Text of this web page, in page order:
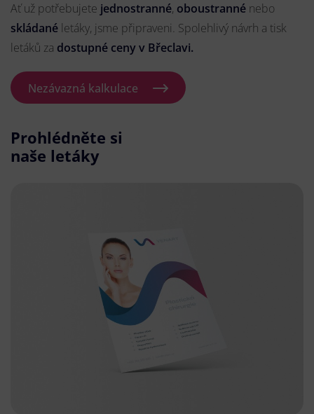
Ať už potřebujete jednostranné, oboustranné nebo
skládané letáky, jsme připraveni. Spolehlivý návrh a tisk
letáků za dostupné ceny v Břeclavi.
Nezávazná kalkulace
Prohlédněte si
naše letáky